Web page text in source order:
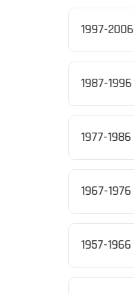
1997-2006
1987-1996
1977-1986
1967-1976
1957-1966